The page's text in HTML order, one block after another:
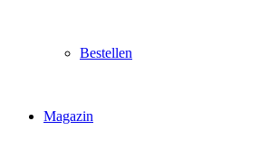
Bestellen
Magazin